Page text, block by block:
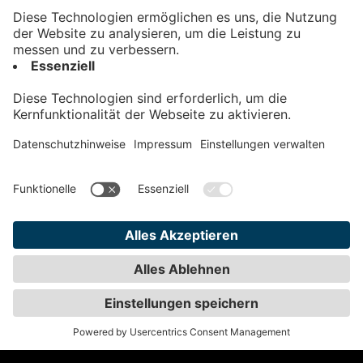
Kontakt
Impressum
Teilnahmebedingungen
Privatsphäre